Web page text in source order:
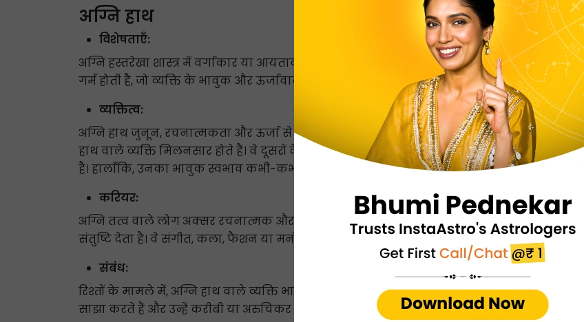
अग्नि हाथ
विशेषताएँ:
अग्नि हस्तरेखा शास्त्र में वर्गाकार या आयताकार हथेली होती है, जिसमें छोटी उंगलियां और स्पष्ट रेखाएं
गर्म होती है, जो व्यक्ति के भावुक और ऊर्जावान स्वभाव को दर्शाती है।
व्यक्तित्व:
अग्नि हाथ जुनून, रचनात्मकता और ऊर्जा से जुड़ा हुआ है। अग्नि हाथ वाले व्यक्ति मिलनसार,
हाथ वाले व्यक्ति मिलनसार होते हैं। वे दूसरों के साथ रहना पसंद करते हैं और अक्सर उनका व्यक्तित्व
है। हालाँकि, उनका भावुक स्वभाव कभी-कभी जल्दबाजी में रहने वाला या लापरवाह इंसान बना
करियर:
अग्नि तत्व वाले लोग अक्सर रचनात्मक और कलात्मक होते हैं और ऐसे करियर की ओर आकर्षित होते हैं
संतुष्टि देता है। वे संगीत, कला, फैशन या मनोरंजन में उत्कृष्टता प्राप्त कर सकते हैं।
संबंध:
रिश्तों के मामले में, अग्नि हाथ वाले व्यक्ति भावुक और गहन साथी होते हैं। नतीजतन, वे ऐसे भागीदारों
साझा करते हैं और उन्हें करीबी या अरुचिकर रिश्तों में मदद की आवश्यकता हो सकती है।